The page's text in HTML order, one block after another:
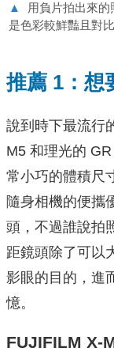
▲
用負片拍出來
是色彩較鮮豔且對比
推薦 1：想
說到時下最流行
M5 和理光的
常小巧的體積尺
隨身相機的便攜
頭，不過誰說拍
距鏡頭除了可以
影眼的目的，進
憶。
FUJIFILM X-